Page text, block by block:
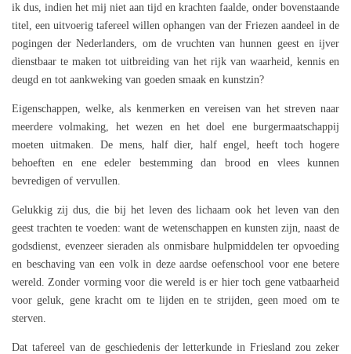
ik dus, indien het mij niet aan tijd en krachten faalde, onder bovenstaande
titel, een uitvoerig tafereel willen ophangen van der Friezen aandeel in de
pogingen der Nederlanders, om de vruchten van hunnen geest en ijver
dienstbaar te maken tot uitbreiding van het rijk van waarheid, kennis en
deugd en tot aankweking van goeden smaak en kunstzin?
Eigenschappen, welke, als kenmerken en vereisen van het streven naar
meerdere volmaking, het wezen en het doel ene burgermaatschappij
moeten uitmaken. De mens, half dier, half engel, heeft toch hogere
behoeften en ene edeler bestemming dan brood en vlees kunnen
bevredigen of vervullen.
Gelukkig zij dus, die bij het leven des lichaam ook het leven van den
geest trachten te voeden: want de wetenschappen en kunsten zijn, naast de
godsdienst, evenzeer sieraden als onmisbare hulpmiddelen ter opvoeding
en beschaving van een volk in deze aardse oefenschool voor ene betere
wereld. Zonder vorming voor die wereld is er hier toch gene vatbaarheid
voor geluk, gene kracht om te lijden en te strijden, geen moed om te
sterven.
Dat tafereel van de geschiedenis der letterkunde in Friesland zou zeker